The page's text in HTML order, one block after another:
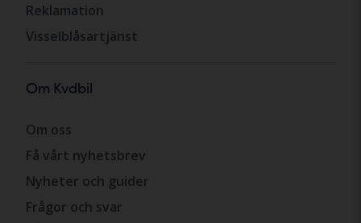
Reklamation
Visselblåsartjänst
Om Kvdbil
Om oss
Få vårt nyhetsbrev
Nyheter och guider
Frågor och svar